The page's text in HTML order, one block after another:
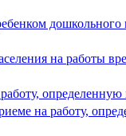
дошкольного
на работы
определенную
на работу,